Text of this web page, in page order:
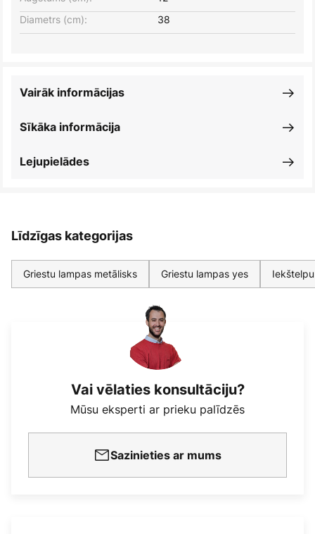
Diametrs (cm):
38
Sīkāka informācija
Vairāk informācijas
Lejupielādes
Līdzīgas kategorijas
Griestu lampas metālisks Griestu lampas yes
Vai vēlaties konsultāciju?
Mūsu eksperti ar prieku palīdzēs
Sazinieties ar mums